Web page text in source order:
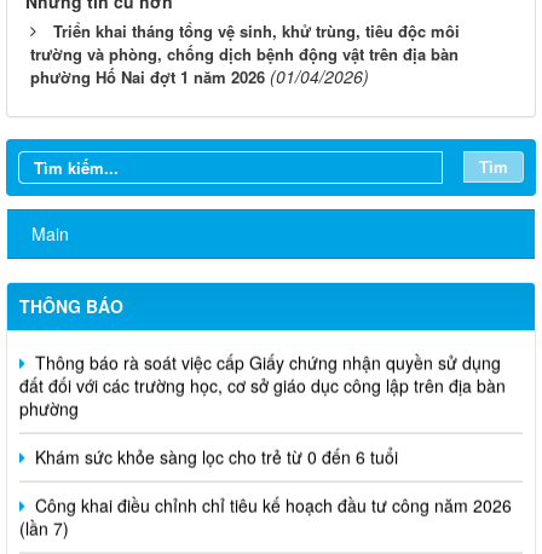
Triển khai tháng tổng vệ sinh, khử trùng, tiêu độc môi
trường và phòng, chống dịch bệnh động vật trên địa bàn
phường Hố Nai đợt 1 năm 2026 (01/04/2026)
Tìm
Main
THÔNG BÁO
Thông báo rà soát việc cấp Giấy chứng nhận quyền sử dụng
đất đối với các trường học, cơ sở giáo dục công lập trên địa bàn
phường
Khám sức khỏe sàng lọc cho trẻ từ 0 đến 6 tuổi
Công khai điều chỉnh chỉ tiêu kế hoạch đầu tư công năm 2026
(lần 7)